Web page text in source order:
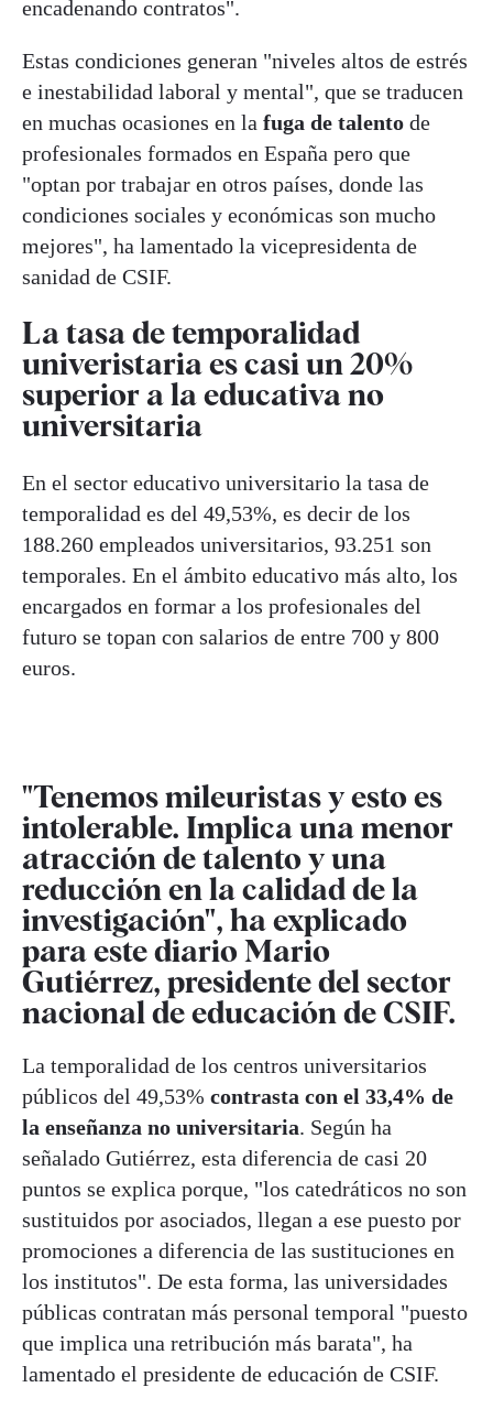
encadenando contratos".
Estas condiciones generan "niveles altos de estrés
e inestabilidad laboral y mental", que se traducen
en muchas ocasiones en la fuga de talento de
profesionales formados en España pero que
"optan por trabajar en otros países, donde las
condiciones sociales y económicas son mucho
mejores", ha lamentado la vicepresidenta de
sanidad de CSIF.
La tasa de temporalidad
univeristaria es casi un 20%
superior a la educativa no
universitaria
En el sector educativo universitario la tasa de
temporalidad es del 49,53%, es decir de los
188.260 empleados universitarios, 93.251 son
temporales. En el ámbito educativo más alto, los
encargados en formar a los profesionales del
futuro se topan con salarios de entre 700 y 800
euros.
"Tenemos mileuristas y esto es
intolerable. Implica una menor
atracción de talento y una
reducción en la calidad de la
investigación", ha explicado
para este diario Mario
Gutiérrez, presidente del sector
nacional de educación de CSIF.
La temporalidad de los centros universitarios
públicos del 49,53% contrasta con el 33,4% de
la enseñanza no universitaria. Según ha
señalado Gutiérrez, esta diferencia de casi 20
puntos se explica porque, "los catedráticos no son
sustituidos por asociados, llegan a ese puesto por
promociones a diferencia de las sustituciones en
los institutos". De esta forma, las universidades
públicas contratan más personal temporal "puesto
que implica una retribución más barata", ha
lamentado el presidente de educación de CSIF.